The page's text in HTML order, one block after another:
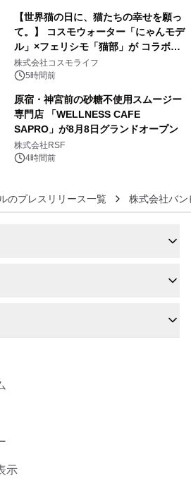
【世界猫の日に、猫たちの幸せを願っ
て。】 コスモウォーター「にゃんモデ
ル」×フェリシモ「猫部」が コラボキ
ャンペーンを実施
株式会社コスモライフ
5時間前
原宿・神宮前の砂糖不使用スムージー
専門店 「WELLNESS CAFE
SAPRO」が8月8日グランドオープン
株式会社RSF
4時間前
のプレスリリース一覧 株式会社バン
示